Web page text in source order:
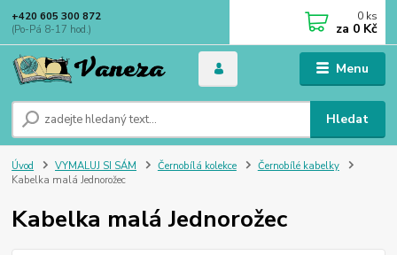
Menu
Hledat
+420 605 300 872
(Po-Pá 8-17 hod.)
0 ks
za 0 Kč
Úvod VYMALUJ SI SÁM Černobílá kolekce
Černobílé kabelky
Kabelka malá Jednorožec
Kabelka malá Jednorožec